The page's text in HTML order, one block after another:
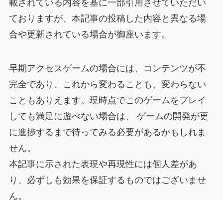
載されている内容を基に一部引用させていただい
ておりますが、本記事の投稿した内容と異なる場
合や更新されている場合が御座います。
早期アクセスゲームの場合には、コンテンツが不
完全であり、これから変わることも、変わらない
こともありえます。現時点でこのゲームをプレイ
しても満足に遊べない場合は、 ゲームの開発が更
に進捗するまで待ってみる必要があるかもしれま
せん。
本記事に示された表現や再現性には個人差があ
り、必ずしも効果を保証するものではございませ
ん。